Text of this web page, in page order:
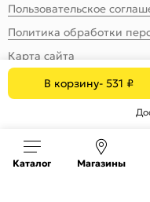
В корзину-531 ₽
Пользовательское
Политика обработки
Карта сайта
Каталог Магазины